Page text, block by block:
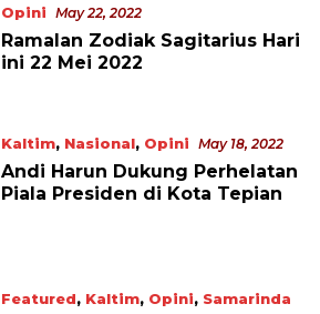
Opini May 22, 2022
Ramalan Zodiak Sagitarius Hari
ini 22 Mei 2022
Kaltim, Nasional, Opini May 18, 2022
Andi Harun Dukung Perhelatan
Piala Presiden di Kota Tepian
Featured, Kaltim, Opini, Samarinda